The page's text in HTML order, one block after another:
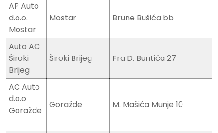
AP Auto
d.o.o.
Mostar
Mostar Brune Bušića bb
Auto AC
Široki
Brijeg
Široki Brijeg Fra D. Buntića 27
AC Auto
d.o.o
Goražde
Goražde M. Mašića Munje 10